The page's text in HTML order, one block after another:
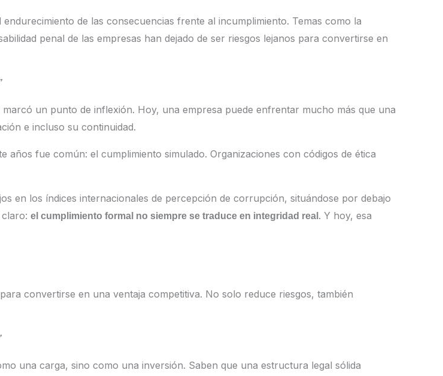
de las consecuencias frente al incumplimiento. Temas como la
penal de las empresas han dejado de ser riesgos lejanos para convertirse en
un punto de inflexión. Hoy, una empresa puede enfrentar mucho más que una
e incluso su continuidad.
fue común: el cumplimiento simulado. Organizaciones con códigos de ética
en los índices internacionales de percepción de corrupción, situándose por debajo
el cumplimiento formal no siempre se traduce en integridad real . Y hoy, esa
convertirse en una ventaja competitiva. No solo reduce riesgos, también
una carga, sino como una inversión. Saben que una estructura legal sólida